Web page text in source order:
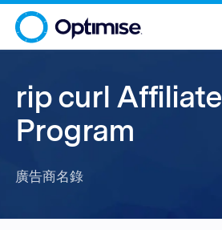
rip curl Affiliate
Program
廣告商名錄